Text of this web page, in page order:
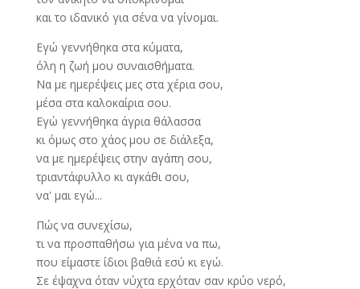
και το ιδανικό για σένα να γίνομαι.
Εγώ γεννήθηκα στα κύματα,
όλη η ζωή μου συναισθήματα.
Να με ημερέψεις μες στα χέρια σου,
μέσα στα καλοκαίρια σου.
Εγώ γεννήθηκα άγρια θάλασσα
κι όμως στο χάος μου σε διάλεξα,
να με ημερέψεις στην αγάπη σου,
τριαντάφυλλο κι αγκάθι σου,
να' μαι εγώ...
Πώς να συνεχίσω,
τι να προσπαθήσω για μένα να πω,
που είμαστε ίδιοι βαθιά εσύ κι εγώ.
Σε έψαχνα όταν νύχτα ερχόταν σαν κρύο νερό,